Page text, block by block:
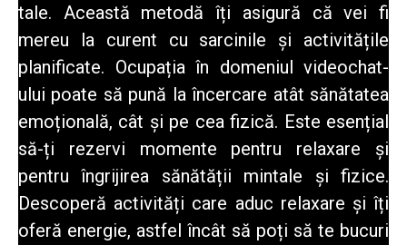
tale. Această metodă îți asigură că vei fi
mereu la curent cu sarcinile și activitățile
planificate. Ocupația în domeniul videochat-
ului poate să pună la încercare atât sănătatea
emoțională, cât și pe cea fizică. Este esențial
să-ți rezervi momente pentru relaxare și
pentru îngrijirea sănătății mintale și fizice.
Descoperă activități care aduc relaxare și îți
oferă energie, astfel încât să poți să te bucuri